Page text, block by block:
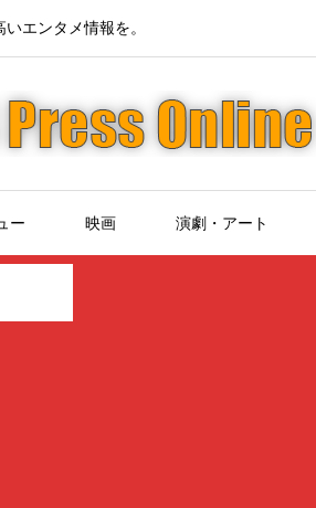
エンタメ情報を。
ー 映画 演劇・アート